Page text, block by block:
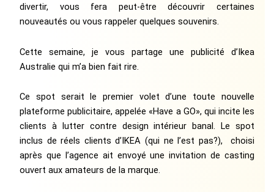
divertir, vous fera peut-être découvrir certaines
nouveautés ou vous rappeler quelques souvenirs.
Cette semaine, je vous partage une publicité d’Ikea
Australie qui m’a bien fait rire.
Ce spot serait le premier volet d’une toute nouvelle
plateforme publicitaire, appelée «Have a GO», qui incite les
clients à lutter contre design intérieur banal. Le spot
inclus de réels clients d’IKEA (qui ne l’est pas?), choisi
après que l’agence ait envoyé une invitation de casting
ouvert aux amateurs de la marque.